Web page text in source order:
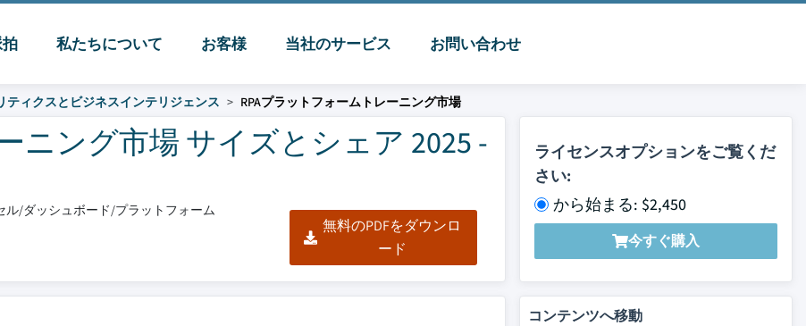
私たちについて お客様 当社のサービス お問い合わせ
ティクスとビジネスインテリジェンス RPAプラットフォームトレーニング市場
ニング市場 サイズとシェア 2025 -
ル/ダッシュボード/プラットフォーム
無料のPDFをダウンロ
ード
ライセンスオプションをご覧くだ
さい:
から始まる: $2,450
今すぐ購入
コンテンツへ移動